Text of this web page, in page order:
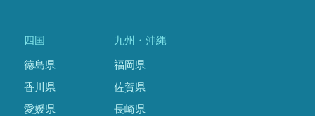
四国
徳島県
香川県
愛媛県
九州・沖縄
福岡県
佐賀県
長崎県